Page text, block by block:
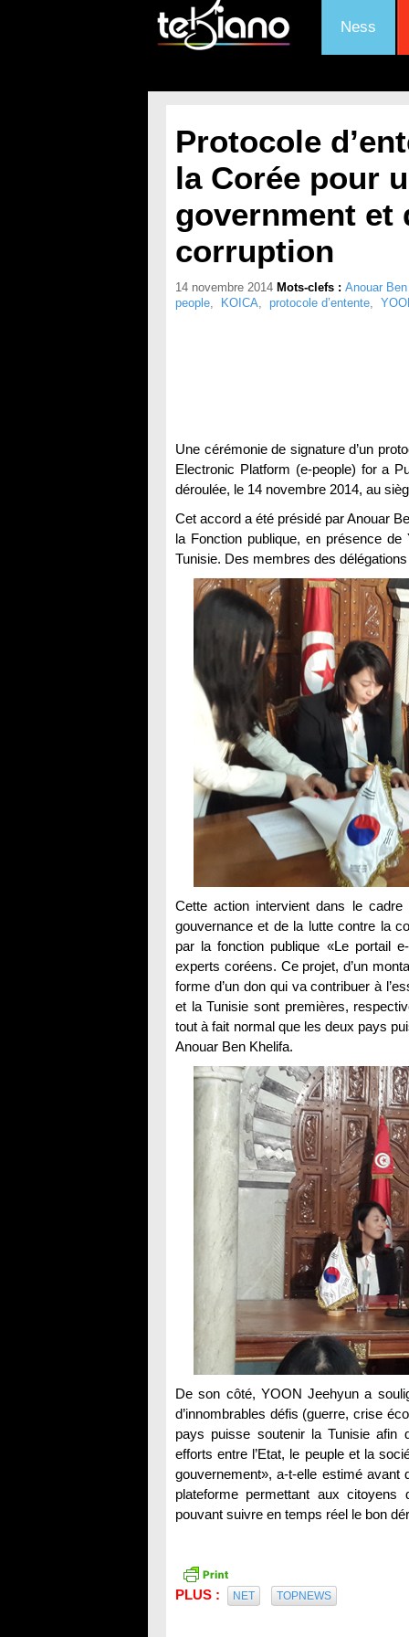
Ness
Protocole
la Corée pour
government et
corruption
14 novembre 2014 Mots-clefs : Anouar
people, KOICA, protocole d’entente,
Une cérémonie de signature d’un
Electronic Platform (e-people) for a
déroulée, le 14 novembre 2014, au
Cet accord a été présidé par Anouar
la Fonction publique, en présence
Tunisie. Des membres des
Cette action intervient dans le
gouvernance et de la lutte contre la
par la fonction publique «Le portail
experts coréens. Ce projet, d’un
forme d’un don qui va contribuer à
et la Tunisie sont premières,
tout à fait normal que les deux pays
Anouar Ben Khelifa.
De son côté, YOON Jeehyun a
d’innombrables défis (guerre, crise
pays puisse soutenir la Tunisie afin
efforts entre l’Etat, le peuple et la
gouvernement», a-t-elle estimé avant
plateforme permettant aux
pouvant suivre en temps réel le bon
PLUS : NET TOPNEWS